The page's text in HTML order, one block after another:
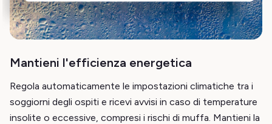
Mantieni l'efficienza energetica
Regola automaticamente le impostazioni climatiche tra i
soggiorni degli ospiti e ricevi avvisi in caso di temperature
insolite o eccessive, compresi i rischi di muffa. Mantieni la